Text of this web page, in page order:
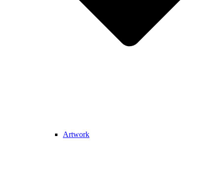
Artwork